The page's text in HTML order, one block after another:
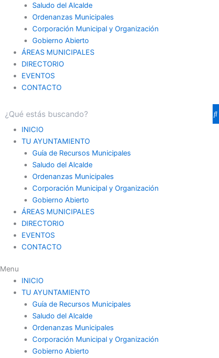
Saludo del Alcalde
Ordenanzas Municipales
Corporación Municipal y Organización
Gobierno Abierto
ÁREAS MUNICIPALES
DIRECTORIO
EVENTOS
CONTACTO
INICIO
TU AYUNTAMIENTO
Guía de Recursos Municipales
Saludo del Alcalde
Ordenanzas Municipales
Corporación Municipal y Organización
Gobierno Abierto
ÁREAS MUNICIPALES
DIRECTORIO
EVENTOS
CONTACTO
Menu
INICIO
TU AYUNTAMIENTO
Guía de Recursos Municipales
Saludo del Alcalde
Ordenanzas Municipales
Corporación Municipal y Organización
Gobierno Abierto